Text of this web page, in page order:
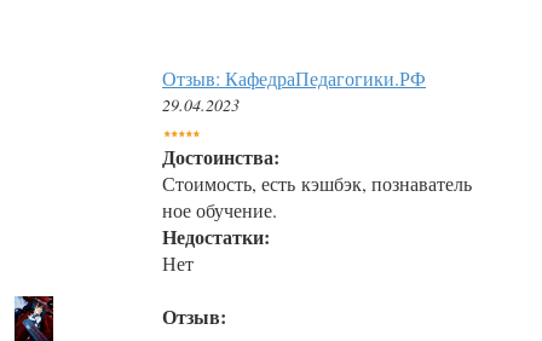
Отзыв: КафедраПедагогики.РФ
29.04.2023
Достоинства:
Стоимость, есть кэшбэк, познаватель
ное обучение.
Недостатки:
Нет
Отзыв: